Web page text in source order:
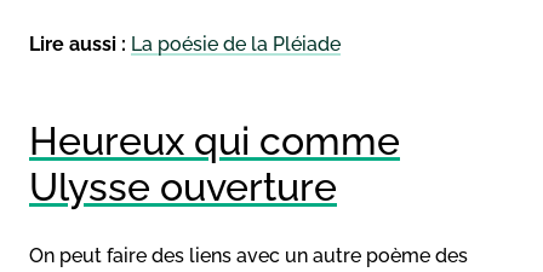
Lire aussi : La poésie de la Pléiade
Heureux qui comme
Ulysse ouverture
On peut faire des liens avec un autre poème des